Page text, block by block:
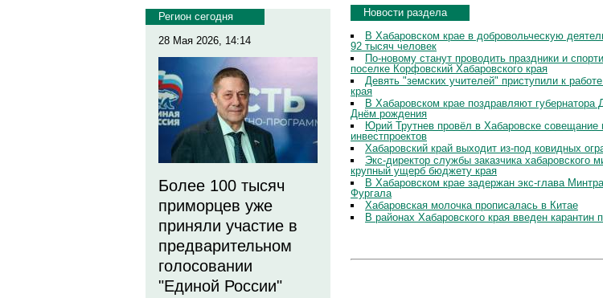
Регион сегодня
28 Мая 2026, 14:14
Более 100 тысяч
приморцев уже
приняли участие в
предварительном
голосовании
"Единой России"
Новости раздела
В Хабаровском крае в добровольческую
92 тысяч человек
По-новому станут проводить праздники и
поселке Корфовский Хабаровского края
Девять "земских учителей" приступили к
края
В Хабаровском крае поздравляют
Днём рождения
Юрий Трутнев провёл в Хабаровске совещание
инвестпроектов
Хабаровский край выходит из-под ковидных
Экс-директор службы заказчика хабаровского
крупный ущерб бюджету края
В Хабаровском крае задержан экс-глава
Фургала
Хабаровская молочка прописалась в Китае
В районах Хабаровского края введен карантин